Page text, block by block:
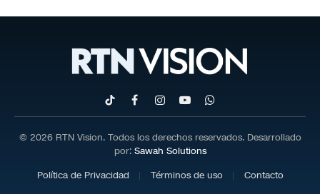
TikTokFacebookInstagram
YouTubeWhatsApp
© 2026 RTN Vision. Todos los derechos reservados. Desarrollado
por: Sawah Solutions
Política de Privacidad
Términos de uso Contacto